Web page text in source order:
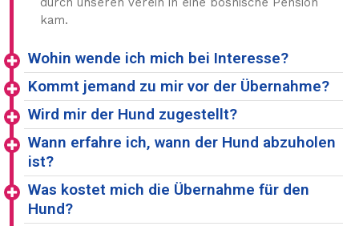
kam.
Wohin wende ich mich bei Interesse?
Kommt jemand zu mir vor der Übernahme?
Wird mir der Hund zugestellt?
Wann erfahre ich, wann der Hund abzuholen
ist?
Was kostet mich die Übernahme für den
Hund?